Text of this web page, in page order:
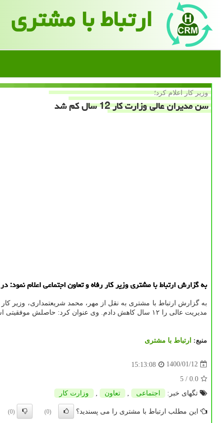
ارتباط با مشتری
وزیر كار اعلام كرد؛
سن مدیران عالی وزارت كار 12 سال كم شد
به گزارش ارتباط با مشتری وزیر کار رفاه و تعاون اجتماعی اعلام نمود: در 3 سال گذشته، سن مدیریت عالی را در وزارت کار 12 سال کاهش دادم.
به گزارش ارتباط با مشتری به نقل از مهر، محمد شریعتمداری، وزیر
مدیریت عالی را ۱۲ سال کاهش دادم. وی عنوان کرد: حاصلش موفقیتی است که دوست و غیر دوست به آن اذعان دارند.
منبع: ارتباط با مشتری
1400/01/12
15:13:08
0.0
/ 5
تگهای خبر:
اجتماعی , تعاون , وزارت كار
این مطلب ارتباط با مشتری را می پسندید؟ (0)
(0)